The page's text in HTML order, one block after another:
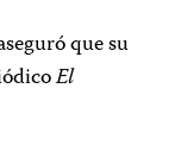
que su
El